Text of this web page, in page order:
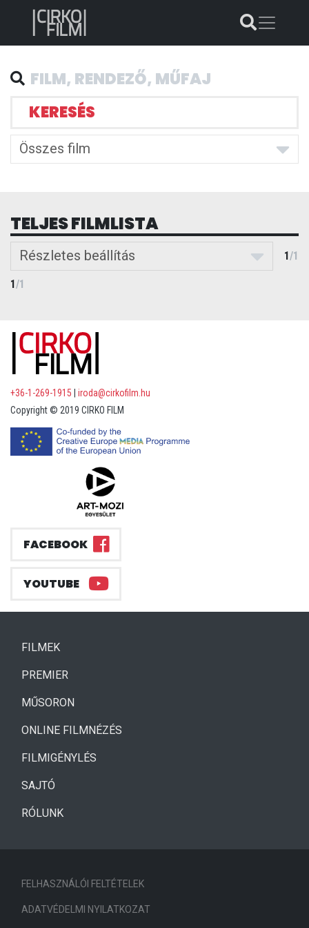
KERESÉS
Összes film
TELJES FILMLISTA
Részletes beállítás 1/1
1/1
+36-1-269-1915
iroda@cirkofilm.hu
Copyright © 2019 CIRKO FILM
FACEBOOK
YOUTUBE
FILMEK(CURRENT)
PREMIER
MŰSORON
ONLINE FILMNÉZÉS
FILMIGÉNYLÉS
SAJTÓ
RÓLUNK
FELHASZNÁLÓI FELTÉTELEK
ADATVÉDELMI NYILATKOZAT